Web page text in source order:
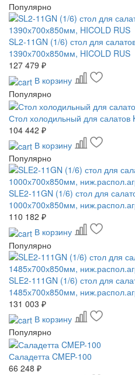
Популярно
SL2-11GN (1/6) стол для
1390х700х850мм, HICOLD RUS
127 479 ₽
В корзину
Популярно
Стол холодильный для
104 442 ₽
В корзину
Популярно
SLE2-11GN (1/6) стол для
1000х700х850мм,
110 182 ₽
В корзину
Популярно
SLE2-111GN (1/6) стол для
1485х700х850мм,
131 003 ₽
В корзину
Популярно
Саладетта CMEP-100
66 248 ₽